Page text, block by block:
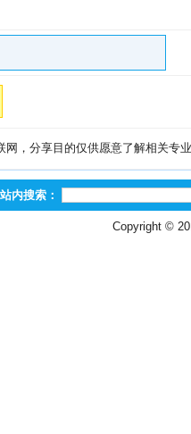
网，分享目的仅供愿意了解相关专
站内搜索：
Copyright ©